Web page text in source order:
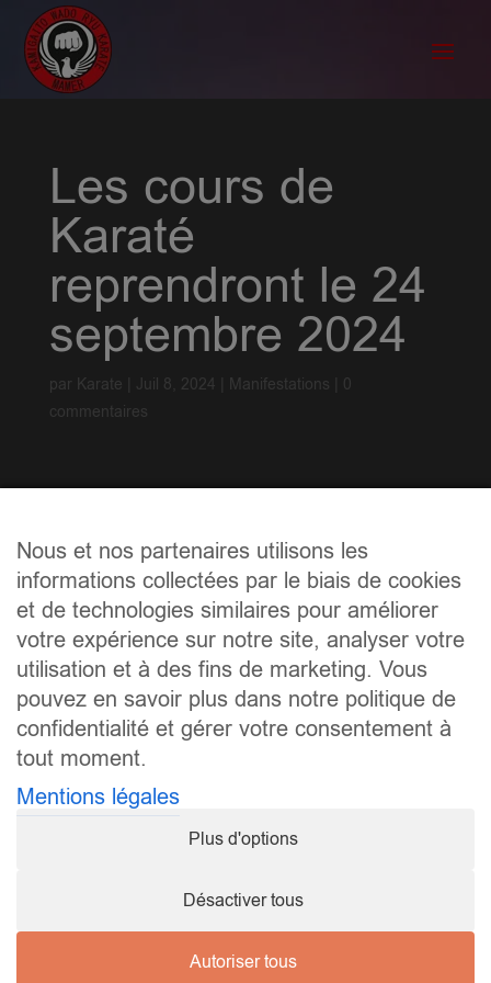
Les cours de
Karaté
reprendront le 24
septembre 2024
par Karate Juil 8, 2024 Manifestations
0
commentaires
Les nouveaux horaires sont indiqués sur notre site
La répartition des athlètes par groupe est publiée sur
notre site Internet.
Nous et nos partenaires utilisons les
informations collectées par le biais de cookies
et de technologies similaires pour améliorer
votre expérience sur notre site, analyser votre
utilisation et à des fins de marketing. Vous
pouvez en savoir plus dans notre politique de
confidentialité et gérer votre consentement à
tout moment.
Mentions légales
Plus d'options
Désactiver tous
Autoriser tous